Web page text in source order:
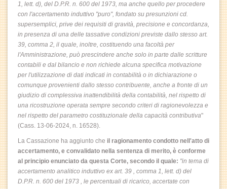
1, lett. d), del D.P.R. n. 600 del 1973, ma anche quello per procedere
con l'accertamento induttivo "puro", fondato su presunzioni cd.
supersemplici, prive dei requisiti di gravità, precisione e concordanza,
in presenza di una delle tassative condizioni previste dallo stesso art.
39, comma 2, il quale, inoltre, costituendo una facoltà per
l'Amministrazione, può prescindere anche solo in parte dalle scritture
contabili e dal bilancio e non richiede alcuna specifica motivazione
per l'utilizzazione di dati indicati in contabilità o in dichiarazione o
comunque provenienti dallo stesso contribuente, anche a fronte di un
giudizio di complessiva inattendibilità della contabilità, nel rispetto di
una ricostruzione operata sempre secondo criteri di ragionevolezza e
nel rispetto del parametro costituzionale della capacità contributiva"
(Cass. 13-06-2024, n. 16528).
La Cassazione ha aggiunto che il ragionamento condotto nell'atto di
accertamento, e convalidato nella sentenza di merito, è conforme
al principio enunciato da questa Corte, secondo il quale: "in tema di
accertamento analitico induttivo ex art. 39 , comma 1, lett. d) del
D.P.R. n. 600 del 1973 , le percentuali di ricarico, accertate con